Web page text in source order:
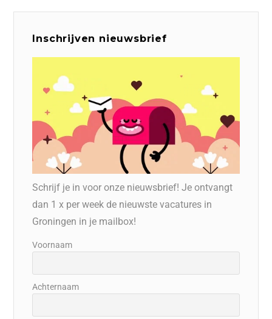
Inschrijven nieuwsbrief
Schrijf je in voor onze nieuwsbrief! Je ontvangt
dan 1 x per week de nieuwste vacatures in
Groningen in je mailbox!
Voornaam
Achternaam